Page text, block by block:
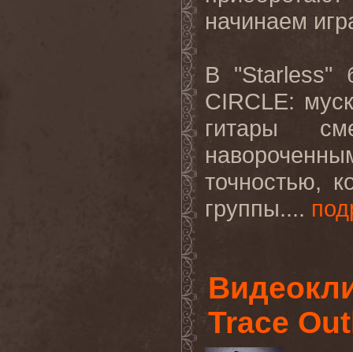
начинаем
В "Starless"
CIRCLE:
гитары
точностью,
группы....
Trace